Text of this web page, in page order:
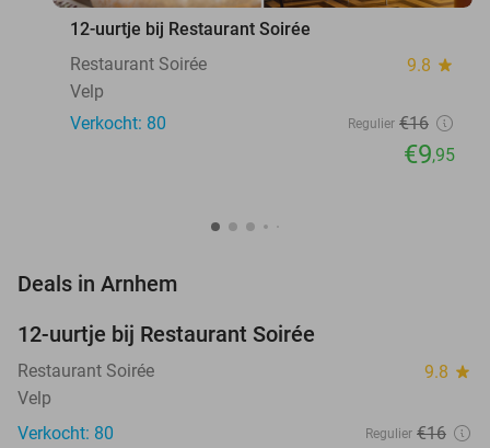
12-uurtje bij Restaurant Soirée
Restaurant Soirée
9.8 star
Velp
Verkocht: 80
Regulier €16
€9,95
Deals in Arnhem
12-uurtje bij Restaurant Soirée
Restaurant Soirée 9.8 star
Velp
Verkocht: 80
Regulier €16